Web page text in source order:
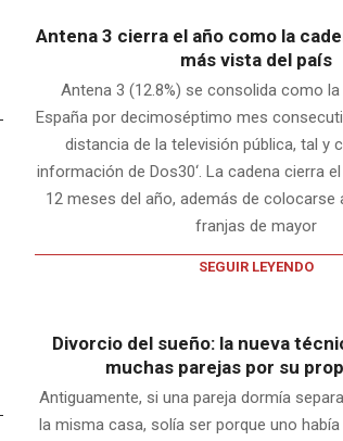
Antena 3 cierra el año como la
más vista del país
Antena 3 (12.8%) se consolida como la
España por decimoséptimo mes
distancia de la televisión pública, tal y
información de Dos30‘. La cadena cierra
12 meses del año, además de colocarse
franjas de mayor
SEGUIR LEYENDO
Divorcio del sueño: la nueva
muchas parejas por su
Antiguamente, si una pareja dormía
la misma casa, solía ser porque uno